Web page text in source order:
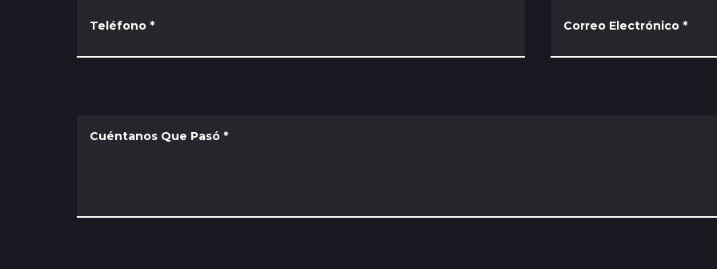
Teléfono * Correo Electrónico*
Cuéntanos Que Pasó *